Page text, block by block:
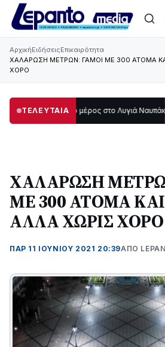
ΑρχικήΕιδήσειςΕπικαιρότητα
ΧΑΛΑΡΩΣΗ ΜΕΤΡΩΝ: ΓΑΜΟΙ ΜΕ 300 ΑΤΟΜΑ
ΧΟΡΟ
ΤΕΛΕΥΤΑΙΑ
μεγάλο μέρος στο Λυγιά Ναυπάκτου
ΧΑΛΑΡΩΣΗ
ΜΕ 300 ΑΤΟΜΑ
ΑΛΛΑ ΧΩΡΙΣ ΧΟΡΟ
ΠΑΡ 11 ΙΟΥΝΊΟΥ 2021 20:39ΑΠΌ